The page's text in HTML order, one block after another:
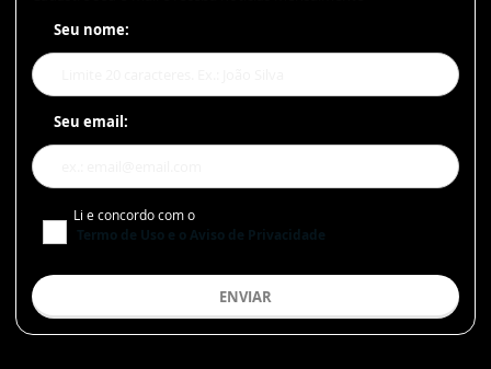
Seu nome:
Seu email:
Li e concordo com o
Termo de Uso e o Aviso de Privacidade
ENVIAR